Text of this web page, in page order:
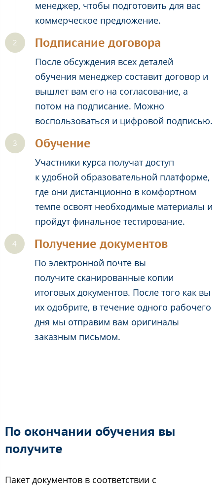
менеджер, чтобы подготовить для вас
коммерческое предложение.
Подписание договора
После обсуждения всех деталей
обучения менеджер составит договор и
вышлет вам его на согласование, а
потом на подписание. Можно
воспользоваться и цифровой подписью.
Обучение
Участники курса получат доступ
к удобной образовательной платформе,
где они дистанционно в комфортном
темпе освоят необходимые материалы и
пройдут финальное тестирование.
Получение документов
По электронной почте вы
получите сканированные копии
итоговых документов. После того как вы
их одобрите, в течение одного рабочего
дня мы отправим вам оригиналы
заказным письмом.
По окончании обучения вы
получите
Пакет документов в соответствии с